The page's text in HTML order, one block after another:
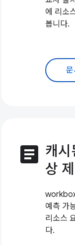
에 리소
봅니다.
문
article 캐시
상
예측 가
리소스
다.